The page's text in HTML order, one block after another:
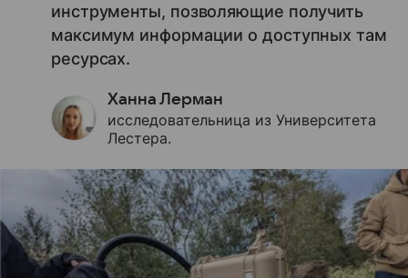
инструменты, позволяющие получить
максимум информации о доступных там
ресурсах.
Ханна Лерман
исследовательница из Университета
Лестера.